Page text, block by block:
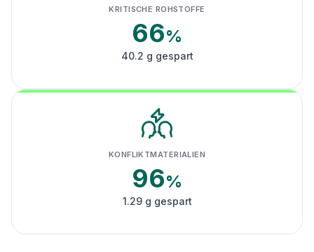
KRITISCHE ROHSTOFFE
66%
40.2 g gespart
KONFLIKTMATERIALIEN
96%
1.29 g gespart